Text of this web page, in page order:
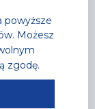
Przeczytaj
powyższe
Możesz
zgodę.